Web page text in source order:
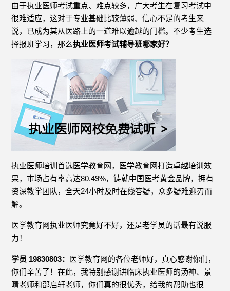
由于执业医师考试重点、难点较多，广大考生在复习考试中
很难适应，这对于专业基础比较薄弱、信心不足的考生来
说，已成为其从医路上的一道难以逾越的门槛。不少考生选
择报班学习，那么执业医师考试辅导班哪家好？
执业医师培训首选医学教育网，医学教育网打造卓越培训效
果，市场占有率高达80.49%，铸就中国医考黄金品牌，拥有
资深教学团队，全天24小时及时在线答疑，众多疑难迎刃而
解。
医学教育网执业医师究竟好不好，还是老学员的话最有说服
力！
学员 19830803： 医学教育网的各位老师好，真心感谢你们，
你们辛苦了！在此，我特别感谢讲临床执业医师的汤神、景
晴老师和邵启轩老师，你们真的很优秀，给我的帮助也很